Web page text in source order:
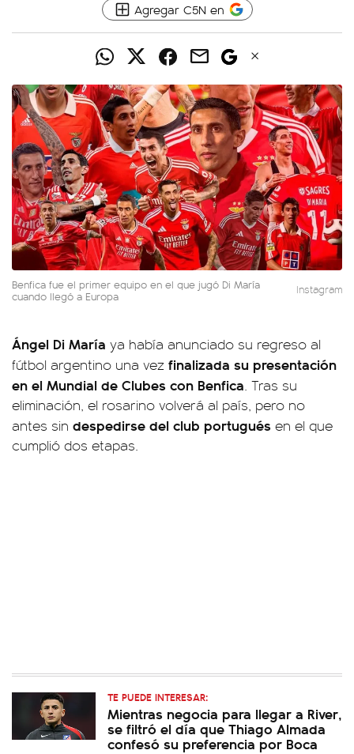
Agregar C5N en
Benfica fue el primer equipo en el que jugó Di María
cuando llegó a Europa Instagram
Ángel Di María ya había anunciado su regreso al
fútbol argentino una vez finalizada su presentación
en el Mundial de Clubes con Benfica. Tras su
eliminación, el rosarino volverá al país, pero no
antes sin despedirse del club portugués en el que
cumplió dos etapas.
TE PUEDE INTERESAR:
Mientras negocia para llegar a River,
se filtró el día que Thiago Almada
confesó su preferencia por Boca